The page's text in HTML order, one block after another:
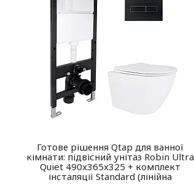
Готове рішення Qtap для ванної
кімнати: підвісний унітаз Robin Ultra
Quiet 490x365x325 + комплект
інсталяції Standard (лінійна